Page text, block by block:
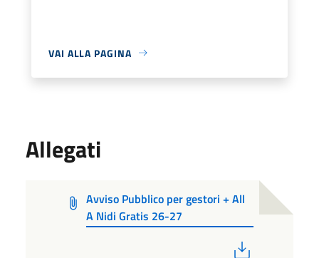
VAI ALLA PAGINA
Allegati
Avviso Pubblico per gestori + All
A Nidi Gratis 26-27